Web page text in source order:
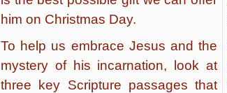
him on Christmas Day.
To help us embrace Jesus and the
mystery of his incarnation, look at
three key Scripture passages that